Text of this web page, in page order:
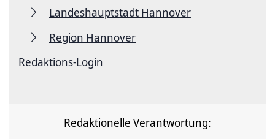
Landeshauptstadt Hannover
Region Hannover
Redaktions-Login
Redaktionelle Verantwortung: